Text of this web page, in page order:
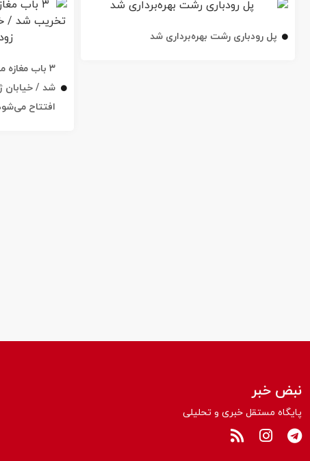
پل رودباری رشت بهره‌برداری شد
۳ باب
افتتاح
نبض خبر
پایگاه مستقل خبری و تحلیلی